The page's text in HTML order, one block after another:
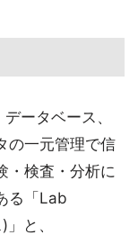
ータベース、
の一元管理で信
・検査・分析に
る「Lab
と、